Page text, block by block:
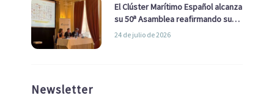
El Clúster Marítimo Español alcanza
su 50ª Asamblea reafirmando su
liderazgo en la Economía Azul
24 de julio de 2026
Newsletter